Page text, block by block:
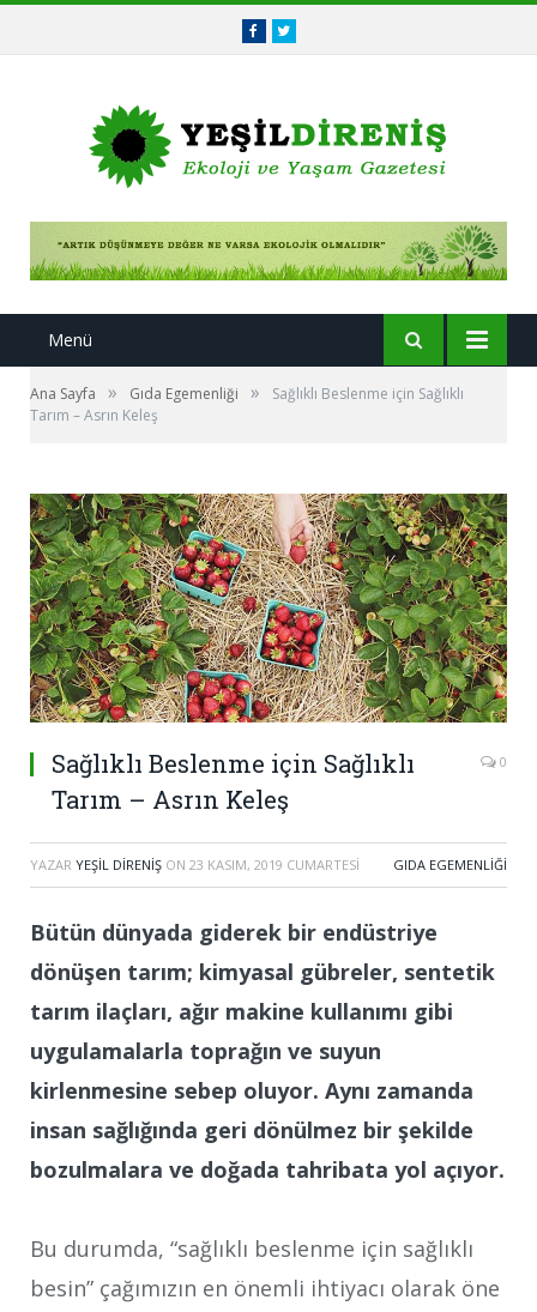
FacebookTwitter
Menü
Ana Sayfa » Gıda Egemenliği »
Sağlıklı Beslenme için Sağlıklı
Tarım – Asrın Keleş
Sağlıklı Beslenme için Sağlıklı
Tarım – Asrın Keleş
0
YAZAR YEŞIL DIRENIŞ ON 23 KASIM, 2019 CUMARTESI GIDA EGEMENLIĞI
Bütün dünyada giderek bir endüstriye
dönüşen tarım; kimyasal gübreler, sentetik
tarım ilaçları, ağır makine kullanımı gibi
uygulamalarla toprağın ve suyun
kirlenmesine sebep oluyor. Aynı zamanda
insan sağlığında geri dönülmez bir şekilde
bozulmalara ve doğada tahribata yol açıyor.
Bu durumda, “sağlıklı beslenme için sağlıklı
besin” çağımızın en önemli ihtiyacı olarak öne